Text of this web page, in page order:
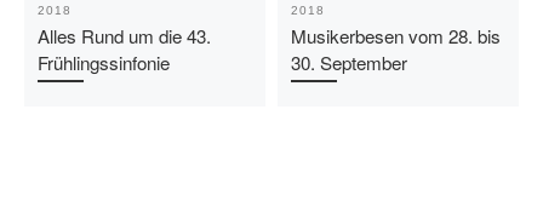
2018
Alles Rund um die 43.
Frühlingssinfonie
2018
Musikerbesen vom 28. bis
30. September